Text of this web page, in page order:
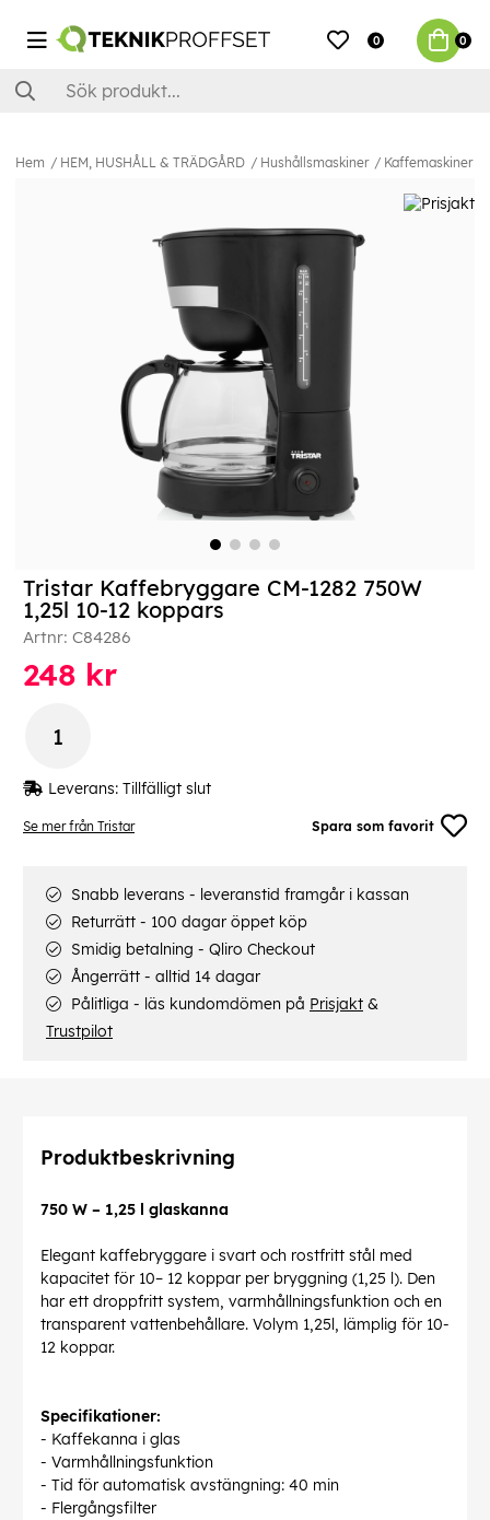
0 0
Hem HEM, HUSHÅLL & TRÄDGÅRD Hushållsmaskiner Kaffemaskiner &
Se mer från Tristar Spara som favorit
Tristar Kaffebryggare CM-1282 750W
1,25l 10-12 koppars
Artnr: C84286
248 kr
Leverans: Tillfälligt slut
Snabb leverans - leveranstid framgår i kassan
Returrätt - 100 dagar öppet köp
Smidig betalning - Qliro Checkout
Ångerrätt - alltid 14 dagar
Pålitliga - läs kundomdömen på Prisjakt &
Trustpilot
Produktbeskrivning
750 W – 1,25 l glaskanna
Elegant kaffebryggare i svart och rostfritt stål med
kapacitet för 10– 12 koppar per bryggning (1,25 l). Den
har ett droppfritt system, varmhållningsfunktion och en
transparent vattenbehållare. Volym 1,25l, lämplig för 10-
12 koppar.
Specifikationer:
- Kaffekanna i glas
- Varmhållningsfunktion
- Tid för automatisk avstängning: 40 min
- Flergångsfilter